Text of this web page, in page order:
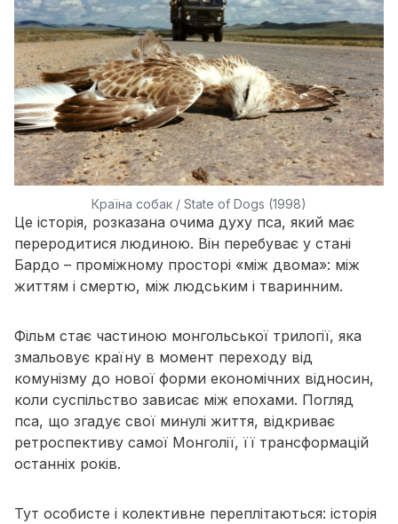
Країна собак / State of Dogs (1998)
Це історія, розказана очима духу пса, який має
переродитися людиною. Він перебуває у стані
Бардо – проміжному просторі «між двома»: між
життям і смертю, між людським і тваринним.
Фільм стає частиною монгольської трилогії, яка
змальовує країну в момент переходу від
комунізму до нової форми економічних відносин,
коли суспільство зависає між епохами. Погляд
пса, що згадує свої минулі життя, відкриває
ретроспективу самої Монголії, її трансформацій
останніх років.
Тут особисте і колективне переплітаються: історія